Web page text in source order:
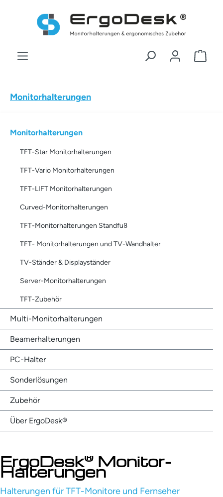
Zum Hauptinhalt springen
Monitorhalterungen
Monitorhalterungen
TFT-Star Monitorhalterungen
TFT-Vario Monitorhalterungen
TFT-LIFT Monitorhalterungen
Curved-Monitorhalterungen
TFT-Monitorhalterungen Standfuß
TFT- Monitorhalterungen und TV-Wandhalter
TV-Ständer & Displayständer
Server-Monitorhalterungen
TFT-Zubehör
Multi-Monitorhalterungen
Beamerhalterungen
PC-Halter
Sonderlösungen
Zubehör
Über ErgoDesk®
ErgoDesk® Monitor-
Halterungen
Halterungen für TFT-Monitore und Fernseher